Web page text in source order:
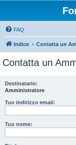
FAQ
Indice Contatta un
Contatta un
Destinatario:
Amministratore
Tuo indirizzo email:
Tuo nome: